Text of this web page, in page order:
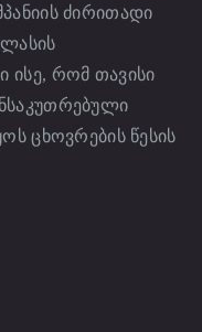
ძირითადი
ისე, რომ თავისი
ცხოვრების წესის